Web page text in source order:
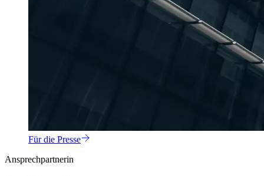
Für die Presse
Ansprechpartnerin